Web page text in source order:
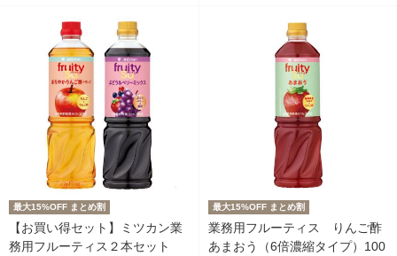
最大15%OFF まとめ割
【お買い得セット】ミツカン業
務用フルーティス２本セット
最大15%OFF まとめ割
業務用フルーティス りんご酢
あまおう（6倍濃縮タイプ）100